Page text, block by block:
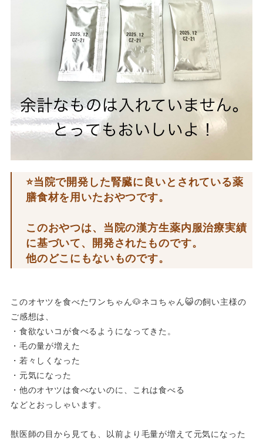
⭐️当院で開発した腎臓に良いとされている薬
膳食材を用いたおやつです。
このおやつは、当院の漢方生薬内服治療実績
に基づいて、開発されたものです。
他のどこにもないものです。
このオヤツを食べたワンちゃん🐶ネコちゃん😺の飼い主様の
ご感想は、
・食欲ないコが食べるようになってきた。
・毛の量が増えた
・若々しくなった
・元気になった
・他のオヤツは食べないのに、これは食べる
などとおっしゃいます。
獣医師の目から見ても、以前より毛量が増えて元気になった